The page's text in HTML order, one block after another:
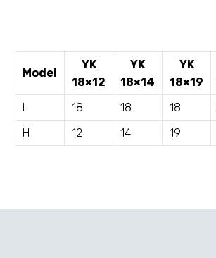
Model
YK
18×12
YK
18×14
YK
18×19
L
18 18 18
H
12 14 19